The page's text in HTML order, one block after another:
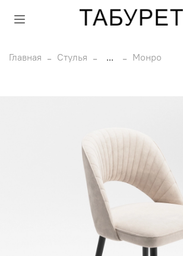
Главная Стулья ... Монро